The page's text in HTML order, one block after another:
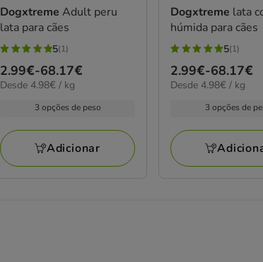
Dogxtreme Adult peru
lata para cães
5
estrelas
com
5(1)
Preço
de
68.17€
2.99€-68.17€
4.98€
Desde 4.98€ / kg
3 opções de peso
Adicionar
Dogxtreme lata
húmida para cães
5
estrelas
com
5(1)
Preço
de
68.17€
2.99€-68.17€
4.98€
Desde 4.98€ / kg
3 opções de